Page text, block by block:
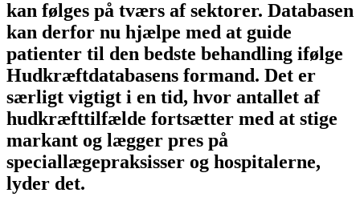
kan følges på tværs af sektorer. Databasen
kan derfor nu hjælpe med at guide
patienter til den bedste behandling ifølge
Hudkræftdatabasens formand. Det er
særligt vigtigt i en tid, hvor antallet af
hudkræfttilfælde fortsætter med at stige
markant og lægger pres på
speciallægepraksisser og hospitalerne,
lyder det.